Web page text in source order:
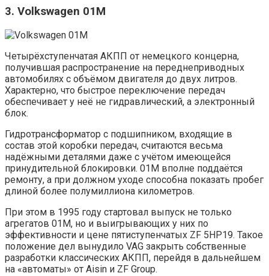
3. Volkswagen 01M
Четырёхступенчатая АКПП от немецкого концерна,
получившая распространение на переднеприводных
автомобилях с объёмом двигателя до двух литров.
Характерно, что быстрое переключение передач
обеспечивает у неё не гидравлический, а электронный
блок.
Гидротрансформатор с подшипником, входящие в
состав этой коробки передач, считаются весьма
надёжными деталями даже с учётом имеющейся
принудительной блокировки. 01M вполне поддаётся
ремонту, а при должном уходе способна показать пробег
длиной более полумиллиона километров.
При этом в 1995 году стартовал выпуск не только
агрегатов 01M, но и выигрывающих у них по
эффективности и цене пятиступенчатых ZF 5HP19. Такое
положение дел вынудило VAG закрыть собственные
разработки классических АКПП, перейдя в дальнейшем
на «автоматы» от Aisin и ZF Group.